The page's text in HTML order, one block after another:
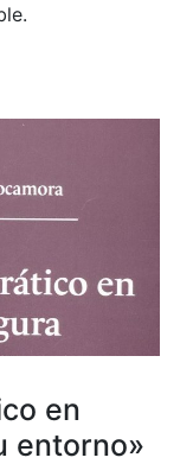
en
entorno»